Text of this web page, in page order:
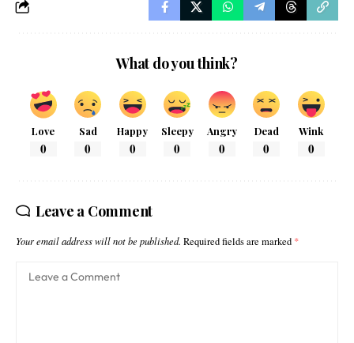
What do you think?
Love
0
Sad
0
Happy
0
Sleepy
0
Angry
0
Dead
0
Wink
0
Leave a Comment
Your email address will not be published. Required fields are marked *